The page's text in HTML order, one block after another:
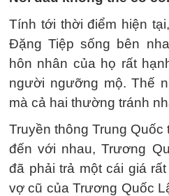
Tính tới thời điểm hiện
Đặng Tiệp sống bên
hôn nhân của họ rất
người ngưỡng mộ. Thế
mà cả hai thường tránh
Truyền thông Trung
đến với nhau, Trương
đã phải trả một cái giá
vợ cũ của Trương Quốc